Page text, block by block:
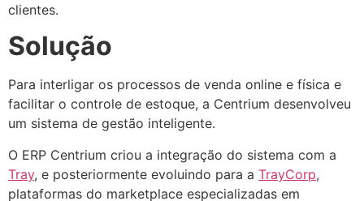
clientes.
Solução
Para interligar os processos de venda online e física e
facilitar o controle de estoque, a Centrium desenvolveu
um sistema de gestão inteligente.
O ERP Centrium criou a integração do sistema com a
Tray, e posteriormente evoluindo para a TrayCorp,
plataformas do marketplace especializadas em